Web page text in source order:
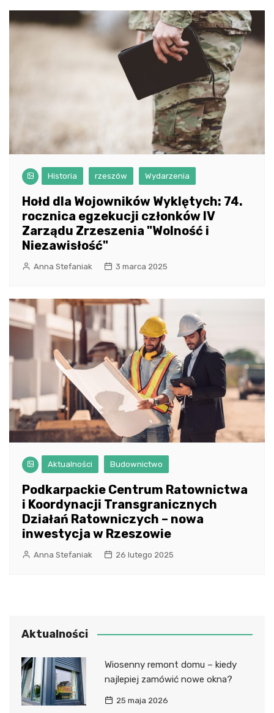
Historia rzeszów Wydarzenia
Hołd dla Wojowników Wyklętych: 74.
rocznica egzekucji członków IV
Zarządu Zrzeszenia "Wolność i
Niezawisłość"
Anna Stefaniak 3 marca 2025
Aktualności Budownictwo
Podkarpackie Centrum Ratownictwa
i Koordynacji Transgranicznych
Działań Ratowniczych – nowa
inwestycja w Rzeszowie
Anna Stefaniak 26 lutego 2025
Aktualności
Wiosenny remont domu – kiedy
najlepiej zamówić nowe okna?
25 maja 2026